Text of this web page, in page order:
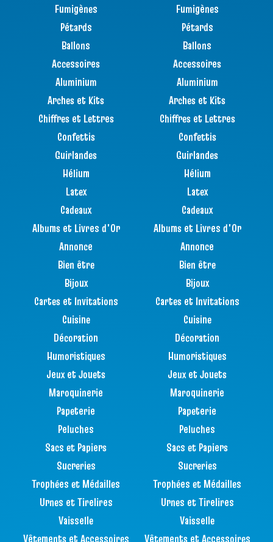
Fumigènes
Pétards
Ballons
Accessoires
Aluminium
Arches et Kits
Chiffres et Lettres
Confettis
Guirlandes
Hélium
Latex
Cadeaux
Albums et Livres d'Or
Annonce
Bien être
Bijoux
Cartes et Invitations
Cuisine
Décoration
Humoristiques
Jeux et Jouets
Maroquinerie
Papeterie
Peluches
Sacs et Papiers
Sucreries
Trophées et Médailles
Urnes et Tirelires
Vaisselle
Vêtements et Accessoires
Fumigènes
Pétards
Ballons
Accessoires
Aluminium
Arches et Kits
Chiffres et Lettres
Confettis
Guirlandes
Hélium
Latex
Cadeaux
Albums et Livres d'Or
Annonce
Bien être
Bijoux
Cartes et Invitations
Cuisine
Décoration
Humoristiques
Jeux et Jouets
Maroquinerie
Papeterie
Peluches
Sacs et Papiers
Sucreries
Trophées et Médailles
Urnes et Tirelires
Vaisselle
Vêtements et Accessoires